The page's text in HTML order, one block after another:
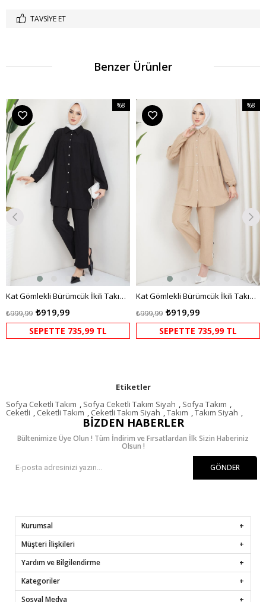
TAVSIYE ET
Benzer Ürünler
Kat Gömlekli Bürümcük İkili Takım Siyah
₺919,99
₺999,99
%8
%8İndirim
SEPETTE 735,99 TL
Kat Gömlekli Bürümcük İkili Takım Bej HM2131
₺919,99
₺999,99
%8
SEPETTE 735,99 TL
Etiketler
Sofya Ceketli Takım
Sofya Ceketli Takım Siyah Sofya Takım
Ceketli Ceketli Takım Ceketli Takım Siyah , Takım Takım Siyah
BIZDEN HABERLER
Bültenimize Üye Olun ! Tüm İndirim ve Fırsatlardan İlk Sizin Haberiniz
Olsun !
GÖNDER
Kurumsal
Müşteri İlişkileri
Yardım ve Bilgilendirme
Kategoriler
Sosyal Medya